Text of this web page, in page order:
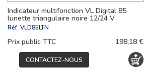
Indicateur multifonction VL Digital 85
lunette triangulaire noire 12/24 V
Réf. VLD85LTN
Prix public TTC 198,18 €
CONTACTEZ-NOUS